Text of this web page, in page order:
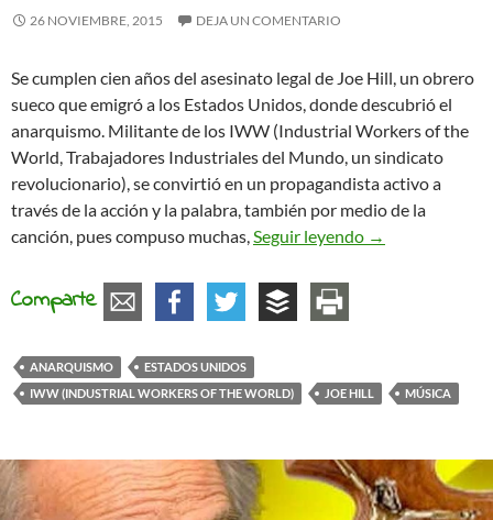
26 NOVIEMBRE, 2015 DEJA UN COMENTARIO
Se cumplen cien años del asesinato legal de Joe Hill, un obrero
sueco que emigró a los Estados Unidos, donde descubrió el
anarquismo. Militante de los IWW (Industrial Workers of the
World, Trabajadores Industriales del Mundo, un sindicato
revolucionario), se convirtió en un propagandista activo a
través de la acción y la palabra, también por medio de la
canción, pues compuso muchas, Seguir leyendo No me lloréis,
→
Comparte
ANARQUISMO
ESTADOS UNIDOS
IWW (INDUSTRIAL WORKERS OF THE WORLD)
JOE HILL MÚSICA